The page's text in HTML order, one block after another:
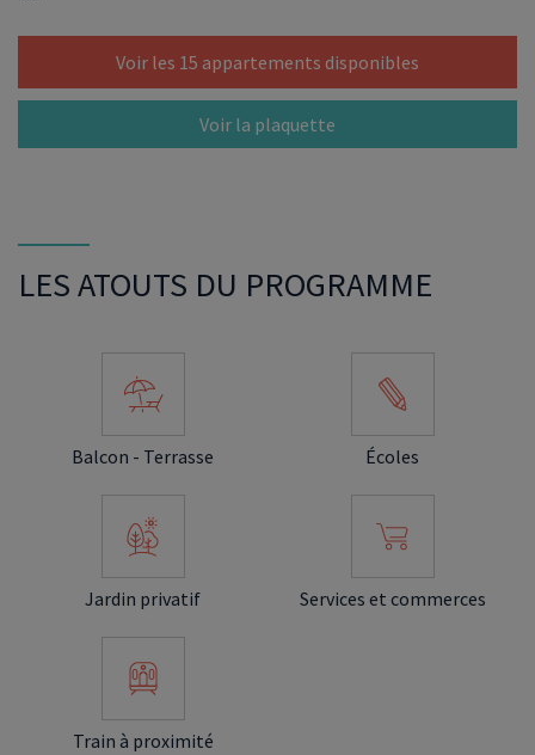
Voir les 15 appartements disponibles
Voir la plaquette
LES ATOUTS DU PROGRAMME
Balcon - Terrasse Écoles
Jardin privatif Services et commerces
Train à proximité